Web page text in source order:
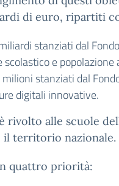
di euro, ripartiti
stanziati dal
scolastico e popolazione
stanziati dal
digitali innovative.
rivolto alle scuole
il territorio nazionale.
quattro priorità: